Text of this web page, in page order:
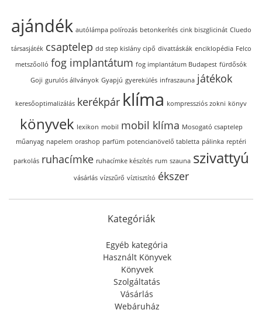
ajándék autólámpa polírozás betonkerítés cink biszglicinát Cluedo
társasjáték csaptelep dd step kislány cipő divattáskák enciklopédia Felco
metszőolló fog implantátum fog implantátum Budapest fürdősók
Goji gurulós állványok Gyapjú gyerekülés infraszauna játékok
keresőoptimalizálás kerékpár klíma kompressziós zokni könyv
könyvek lexikon mobil mobil klíma Mosogató csaptelep
műanyag napelem orashop parfüm potencianövelő tabletta pálinka reptéri
parkolás ruhacímke ruhacímke készítés rum szauna szivattyú
vásárlás vízszűrő víztisztító ékszer
Kategóriák
Egyéb kategória
Használt Könyvek
Könyvek
Szolgáltatás
Vásárlás
Webáruház